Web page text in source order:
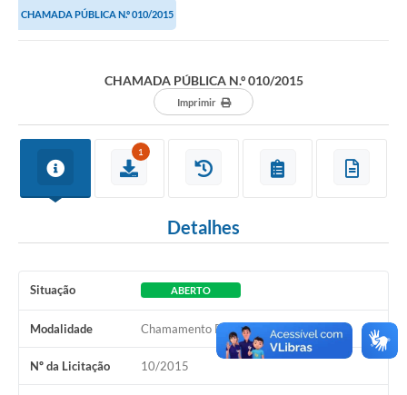
CHAMADA PÚBLICA N.º 010/2015
CHAMADA PÚBLICA N.º 010/2015
Imprimir
1
Detalhes
Situação ABERTO
Modalidade Chamamento Público
Nº da Licitação 10/2015